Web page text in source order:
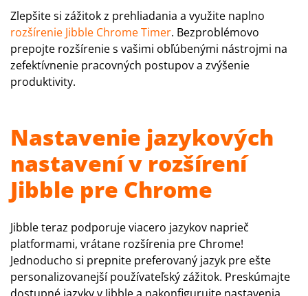
Zlepšite si zážitok z prehliadania a využite naplno
rozšírenie Jibble Chrome Timer. Bezproblémovo
prepojte rozšírenie s vašimi obľúbenými nástrojmi na
zefektívnenie pracovných postupov a zvýšenie
produktivity.
Nastavenie jazykových
nastavení v rozšírení
Jibble pre Chrome
Jibble teraz podporuje viacero jazykov naprieč
platformami, vrátane rozšírenia pre Chrome!
Jednoducho si prepnite preferovaný jazyk pre ešte
personalizovanejší používateľský zážitok. Preskúmajte
dostupné jazyky v Jibble a nakonfigurujte nastavenia